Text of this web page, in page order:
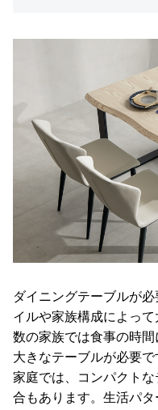
ダイニングテーブルが
イルや家族構成によっ
数の家族では食事の時間
大きなテーブルが必要
家庭では、コンパクト
合もあります。生活パ